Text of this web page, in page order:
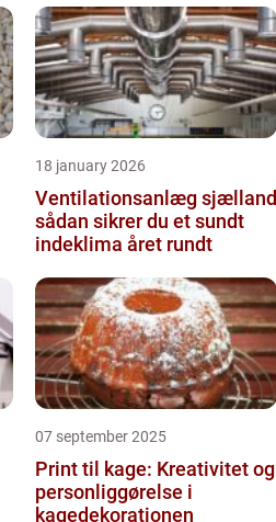
18 january 2026
Ventilationsanlæg sjælland
sådan sikrer du et sundt
indeklima året rundt
07 september 2025
Print til kage: Kreativitet og
personliggørelse i
kagedekorationen